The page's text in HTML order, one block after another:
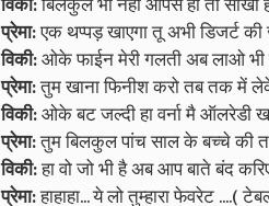
प्रेमा:एक थप्पड़ खाएगा तू अभी डिजर्ट
विकी:ओके फाईन मेरी गलती अब लाओ
प्रेमा:तुम खाना फिनीश करो तब तक में
विकी:ओके बट जल्दी हा वर्ना मै ऑलरेडी
प्रेमा:तुम बिलकुल पांच साल के बच्चे की
विकी:हा वो जो भी है अब आप बाते बंद
प्रेमा:हाहाहा... ये लो तुम्हारा फेवरेट ....(